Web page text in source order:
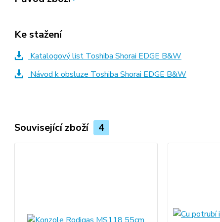
Ke stažení
Katalogový list Toshiba Shorai EDGE B&W
Návod k obsluze Toshiba Shorai EDGE B&W
Související zboží 4